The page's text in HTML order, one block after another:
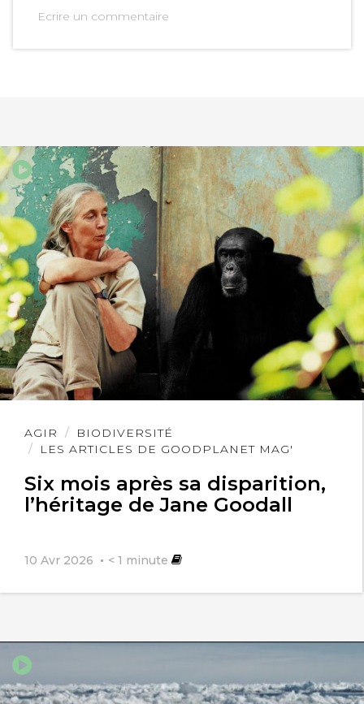
Ecrire un commentaire
AGIR
BIODIVERSITÉ
LES ARTICLES DE GOODPLANET MAG'
Six mois après sa disparition,
l’héritage de Jane Goodall
10 Avr 2026 < 1 minute
Lire
l'article